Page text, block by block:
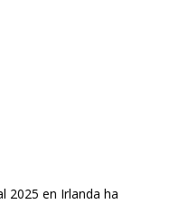
2025 en Irlanda ha